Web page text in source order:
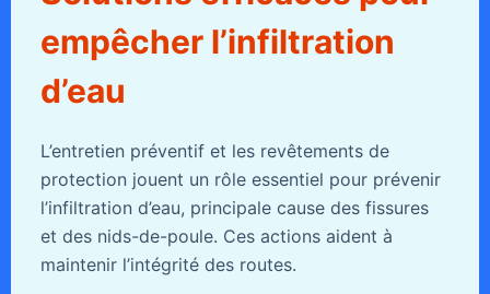
empêcher l’infiltration
d’eau
L’entretien préventif et les revêtements de
protection jouent un rôle essentiel pour prévenir
l’infiltration d’eau, principale cause des fissures
et des nids-de-poule. Ces actions aident à
maintenir l’intégrité des routes.